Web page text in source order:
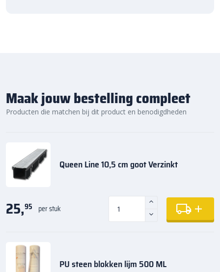
Maak jouw bestelling compleet
Producten die matchen bij dit product en benodigdheden
Queen Line 10,5 cm goot Verzinkt
25,95 per stuk
PU steen blokken lijm 500 ML